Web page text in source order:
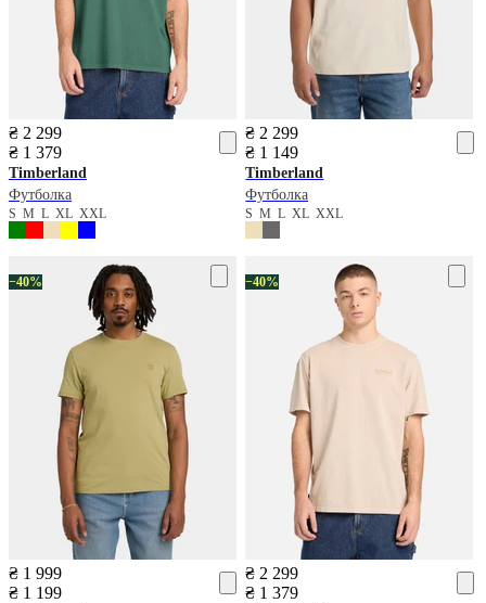
₴ 2 299
₴ 1 379
Timberland
Футболка
S M L XL XXL
₴ 2 299
₴ 1 149
Timberland
Футболка
SMLXLXXL
−40%
₴ 1 999
₴ 1 199
−40%
₴ 2 299
₴ 1 379